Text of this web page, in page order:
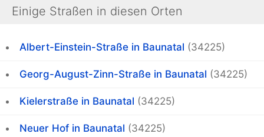
Einige Straßen in diesen Orten
Albert-Einstein-Straße in Baunatal (34225)
Georg-August-Zinn-Straße in Baunatal (34225)
Kielerstraße in Baunatal (34225)
Neuer Hof in Baunatal (34225)